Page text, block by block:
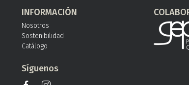
INFORMACIÓN
Nosotros
Sostenibilidad
Catálogo
Síguenos